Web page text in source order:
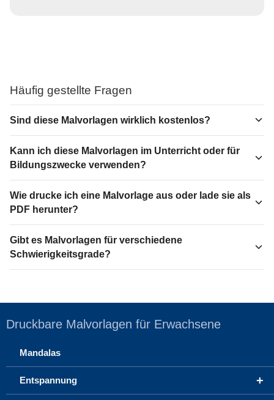
Häufig gestellte Fragen
Sind diese Malvorlagen wirklich kostenlos?
Kann ich diese Malvorlagen im Unterricht oder für
Bildungszwecke verwenden?
Wie drucke ich eine Malvorlage aus oder lade sie als
PDF herunter?
Gibt es Malvorlagen für verschiedene
Schwierigkeitsgrade?
Druckbare Malvorlagen für Erwachsene
Mandalas
+
Entspannung